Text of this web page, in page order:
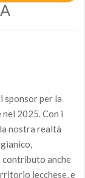
sponsor per la
nel 2025. Con i
nostra realtà
anche
lecchese, e